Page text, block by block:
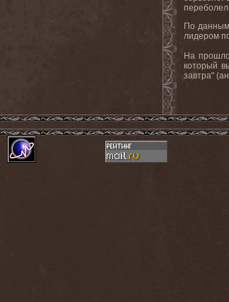
По данным
лидером
На
который
завтра"